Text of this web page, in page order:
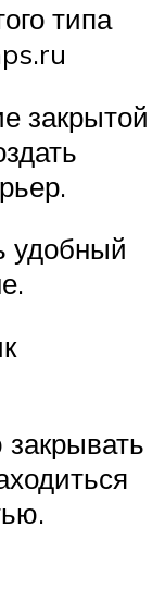
типа
закрытой
удобный